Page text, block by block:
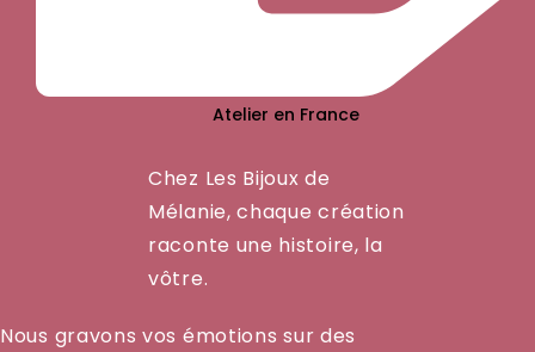
Atelier en France
Chez Les Bijoux de
Mélanie, chaque création
raconte une histoire, la
vôtre.
Nous gravons vos émotions sur des